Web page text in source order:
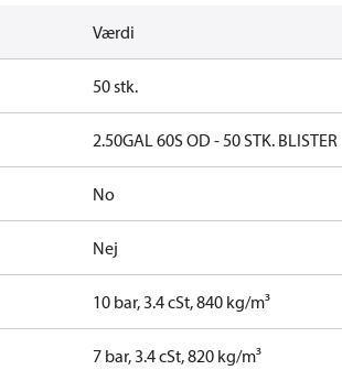
Værdi
50 stk.
2.50GAL 60S OD - 50 STK. BLISTER
No
Nej
10 bar, 3.4 cSt, 840 kg/m³
7 bar, 3.4 cSt, 820 kg/m³